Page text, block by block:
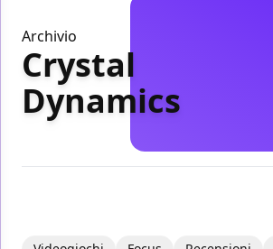
Archivio
Crystal
Dynamics